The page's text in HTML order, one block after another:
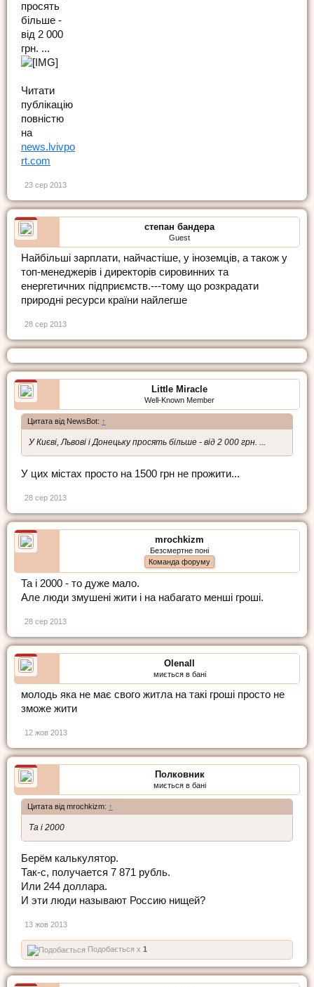
просять
більше -
від 2 000
грн. ...
Читати
публікацію
повністю
на
news.lvivpo
rt.com
23 сер 2013
степан бандера
Guest
Найбільші зарплати, найчастіше, у іноземців, а також у
топ-менеджерів і директорів сировинних та
енергетичних підприємств.---тому що розкрадати
природні ресурси країни найлегше
28 сер 2013
Little Miracle
Well-Known Member
Цитата від NewsBot: ↑
У Києві, Львові і Донецьку просять більше - від 2 000 грн. ...
У цих містах просто на 1500 грн не прожити...
28 сер 2013
mrochkizm
Безсмертне поні
Команда форуму
Та і 2000 - то дуже мало.
Але люди змушені жити і на набагато менші гроші.
28 сер 2013
Olenall
миється в бані
молодь яка не має свого житла на такі гроші просто не
зможе жити
12 жов 2013
Полковник
миється в бані
Цитата від mrochkizm: ↑
Та і 2000
Берём калькулятор.
Так-с, получается 7 871 рубль.
Или 244 доллара.
И эти люди называют Россию нищей?
13 жов 2013
Подобається x 1